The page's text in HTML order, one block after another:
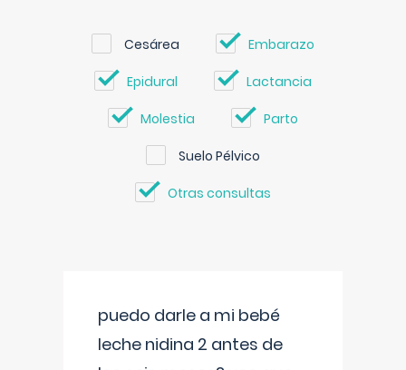
Cesárea Embarazo
Epidural Lactancia
Molestia Parto
Suelo Pélvico
Otras consultas
puedo darle a mi bebé
leche nidina 2 antes de